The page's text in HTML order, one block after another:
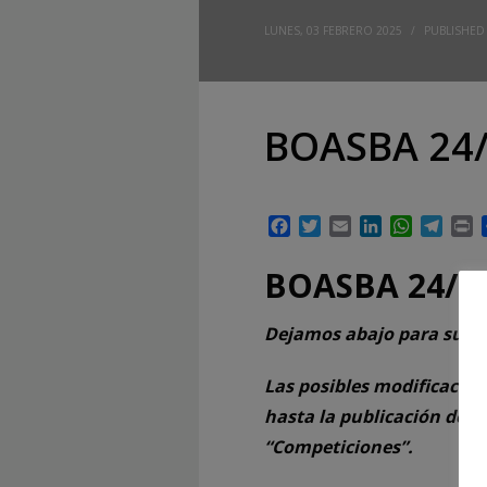
LUNES, 03 FEBRERO 2025 /
BOASBA
Facebook
TwitterEmailLinkedIn
BOASBA
Dejamos abajo para su
Las posibles
hasta la publicación del
“Competiciones”.